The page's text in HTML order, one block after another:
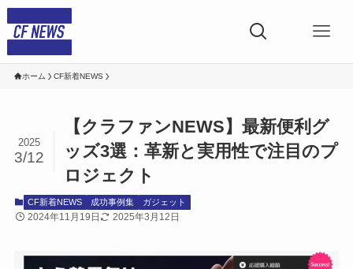
ホーム CF新着NEWS
【クラファンNEWS】最新便利グ
ッズ3選：革新と実用性で注目のプ
ロジェクト
2025
3/12
CF新着NEWS 成功事例集 ガジェット
2024年11月19日 2025年3月12日